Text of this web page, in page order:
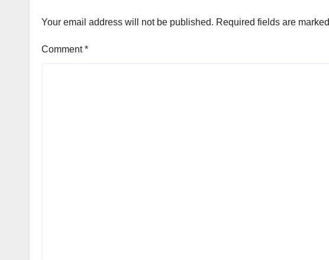
Your email address will not be published. Required fields are marked
Comment*